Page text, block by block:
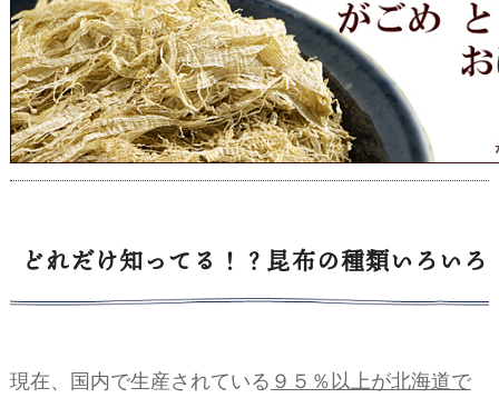
どれだけ知ってる！？昆布の種類いろいろ
現在、国内で生産されている ９５％以上が北海道で